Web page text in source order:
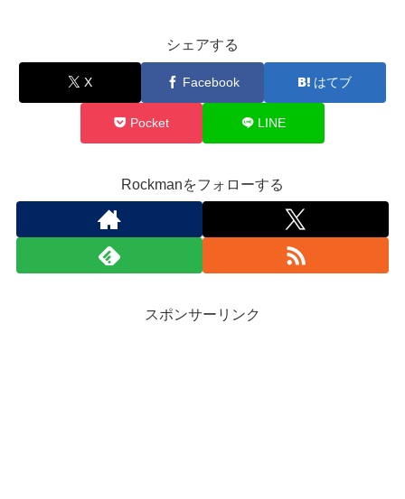
シェアする
X Facebook はてブ
Pocket LINE
Rockmanをフォローする
スポンサーリンク